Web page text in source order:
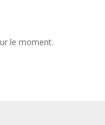
le moment.